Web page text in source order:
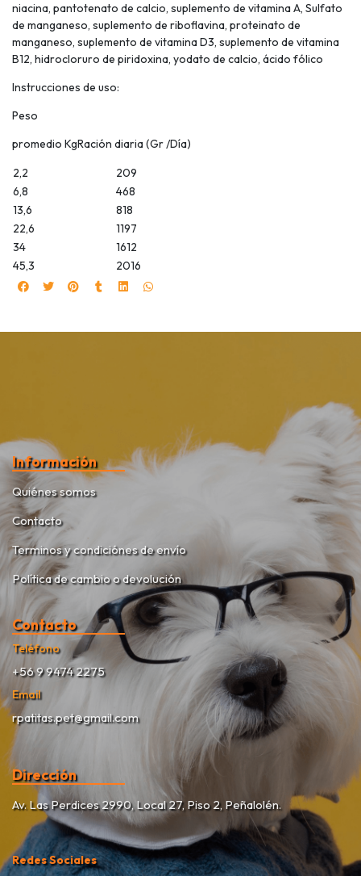
niacina, pantotenato de calcio, suplemento de vitamina A, Sulfato
de manganeso, suplemento de riboflavina, proteinato de
manganeso, suplemento de vitamina D3, suplemento de vitamina
B12, hidrocloruro de piridoxina, yodato de calcio, ácido fólico
Instrucciones de uso:
Peso
promedio KgRación diaria (Gr /Día)
2,2
209
6,8
468
13,6
818
22,6
1197
34
1612
45,3
2016
Información
Quiénes somos
Contacto
Terminos y condiciónes de envío
Política de cambio o devolución
Contacto
Teléfono
+56 9 9474 2275
Email
rpatitas.pet@gmail.com
Dirección
Av. Las Perdices 2990, Local 27, Piso 2, Peñalolén.
Redes Sociales